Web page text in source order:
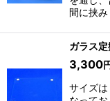
間に挟み
ガラス
3,300
サイズ